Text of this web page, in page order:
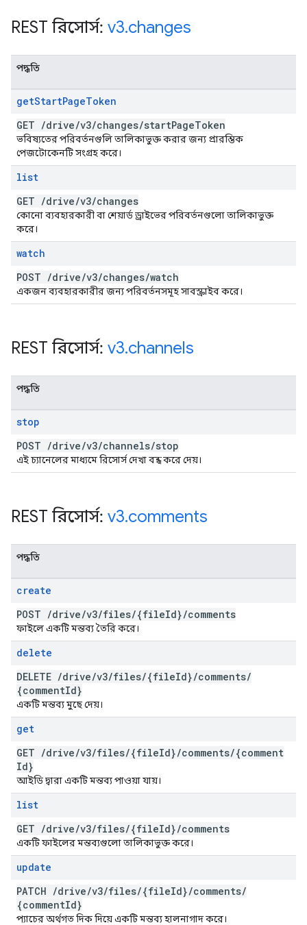
REST রিসোর্স: v3.changes
পদ্ধতি
getStartPageToken
GET /drive/v3/changes/startPageToken
ভবিষ্যতের পরিবর্তনগুলি তালিকাভুক্ত করার জন্য প্রারম্ভিক
পেজটোকেনটি সংগ্রহ করে।
list
GET /drive/v3/changes
কোনো ব্যবহারকারী বা শেয়ার্ড ড্রাইভের পরিবর্তনগুলো তালিকাভুক্ত
করে।
watch
POST /drive/v3/changes/watch
একজন ব্যবহারকারীর জন্য পরিবর্তনসমূহ সাবস্ক্রাইব করে।
REST রিসোর্স: v3.channels
পদ্ধতি
stop
POST /drive/v3/channels/stop
এই চ্যানেলের মাধ্যমে রিসোর্স দেখা বন্ধ করে দেয়।
REST রিসোর্স: v3.comments
পদ্ধতি
create
POST /drive/v3/files/{fileId}/comments
ফাইলে একটি মন্তব্য তৈরি করে।
delete
DELETE /drive/v3/files/{fileId}/comments/
{commentId}
একটি মন্তব্য মুছে দেয়।
get
GET /drive/v3/files/{fileId}/comments/{comment
Id}
আইডি দ্বারা একটি মন্তব্য পাওয়া যায়।
list
GET /drive/v3/files/{fileId}/comments
একটি ফাইলের মন্তব্যগুলো তালিকাভুক্ত করে।
update
PATCH /drive/v3/files/{fileId}/comments/
{commentId}
প্যাচের অর্থগত দিক দিয়ে একটি মন্তব্য হালনাগাদ করে।